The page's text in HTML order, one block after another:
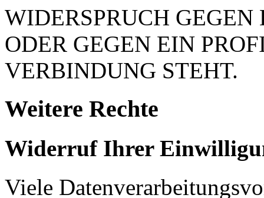
WIDERSPRUCH
ODER GEGEN EIN
VERBINDUNG STEHT.
Weitere Rechte
Widerruf Ihrer
Viele